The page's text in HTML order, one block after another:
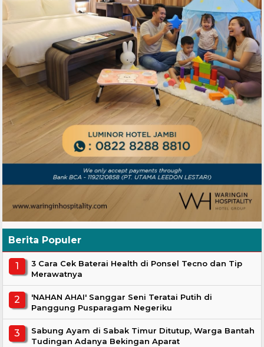
Berita Populer
3 Cara Cek Baterai Health di Ponsel Tecno dan Tip
Merawatnya
'NAHAN AHAI' Sanggar Seni Teratai Putih di
Panggung Pusparagam Negeriku
Sabung Ayam di Sabak Timur Ditutup, Warga Bantah
Tudingan Adanya Bekingan Aparat